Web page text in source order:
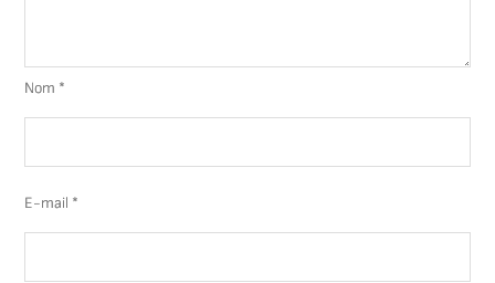
Nom *
E-mail *